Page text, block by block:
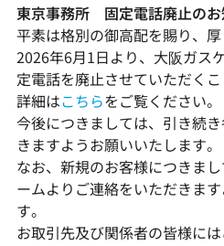
東京事務所 固定電話廃止のお
平素は格別の御高配を賜り、厚
2026年6月1日より、大阪ガス
定電話を廃止させていただくこ
詳細はこちらをご覧ください。
今後につきましては、引き続
きますようお願いいたします。
なお、新規のお客様につきま
ームよりご連絡をいただきま
す。
お取引先及び関係者の皆様に